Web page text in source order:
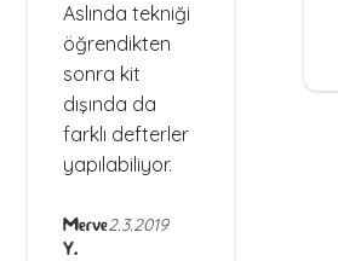
Aslında tekniği
öğrendikten
sonra kit
dışında da
farklı defterler
yapılabiliyor.
Merve
Y.
2.3.2019